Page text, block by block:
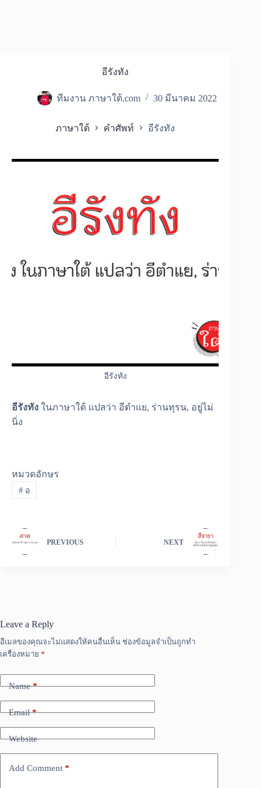
อีรังทัง
ทีมงาน ภาษาใต้.com 30 มีนาคม 2022
ภาษาใต้ คำศัพท์ อีรังทัง
อีรังทัง
อีรังทัง ในภาษาใต้ แปลว่า อีตำแย, ร่านทุรน, อยู่ไม่
นิ่ง
หมวดอักษร
#อ
PREVIOUS NEXT
Leave a Reply
อีเมลของคุณจะไม่แสดงให้คนอื่นเห็น ช่องข้อมูลจำเป็นถูกทำ
เครื่องหมาย *
Name*
Email*
Website
Add Comment *